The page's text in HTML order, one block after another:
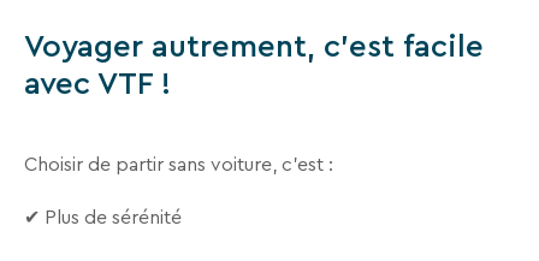
Voyager autrement, c'est facile
avec VTF !
Choisir de partir sans voiture, c’est :
✔ Plus de sérénité
newsletter
de
VTF.
vous
à